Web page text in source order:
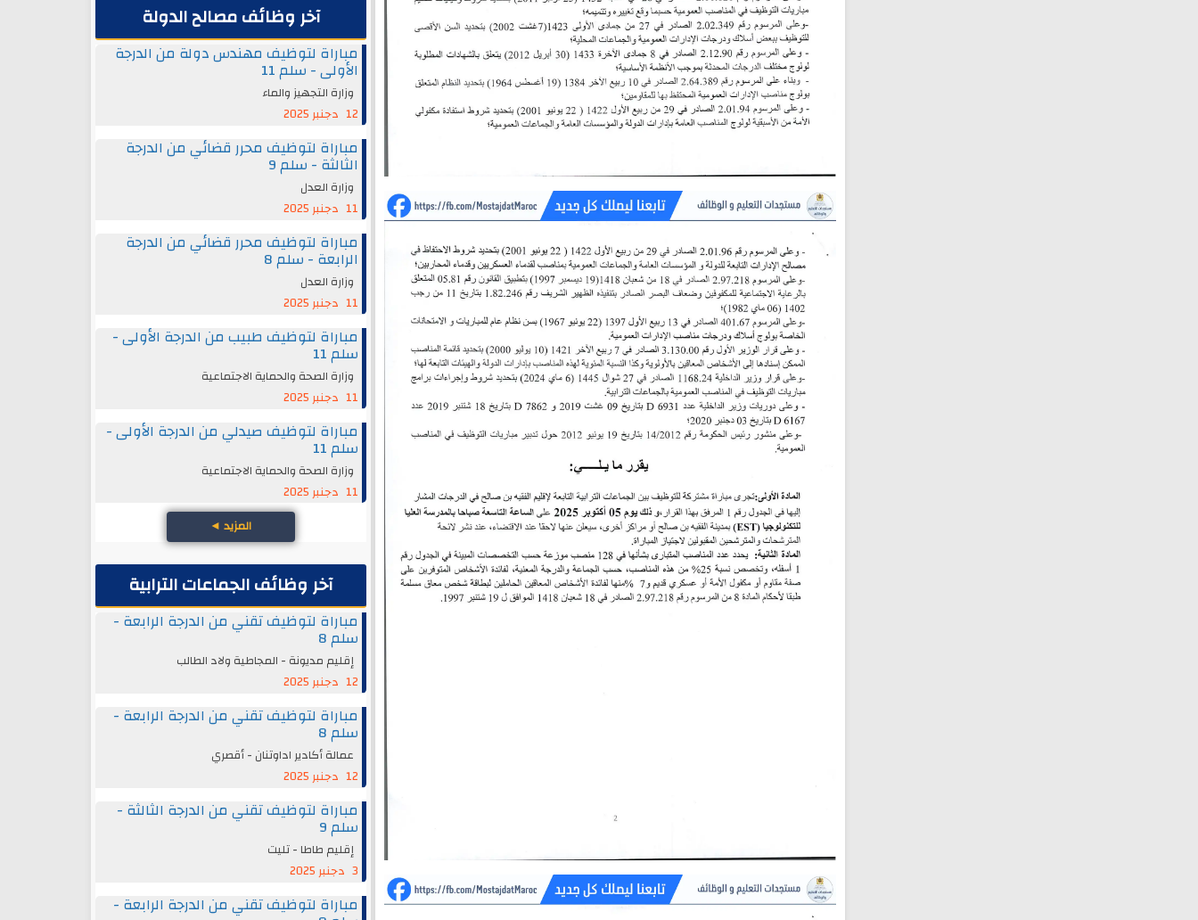
آخر وظائف مصالح الدولة
مباراة لتوظيف مهندس دولة من الدرجة
الأولى - سلم 11
وزارة التجهيز والماء
12 دجنبر 2025
مباراة لتوظيف محرر قضائي من الدرجة
الثالثة - سلم 9
وزارة العدل
11 دجنبر 2025
مباراة لتوظيف محرر قضائي من الدرجة
الرابعة - سلم 8
وزارة العدل
11 دجنبر 2025
مباراة لتوظيف طبيب من الدرجة الأولى -
سلم 11
وزارة الصحة والحماية الاجتماعية
11 دجنبر 2025
مباراة لتوظيف صيدلي من الدرجة الأولى -
سلم 11
وزارة الصحة والحماية الاجتماعية
11 دجنبر 2025
المزيد ◄
آخر وظائف الجماعات الترابية
مباراة لتوظيف تقني من الدرجة الرابعة -
سلم 8
إقليم مديونة - المجاطية ولاد الطالب
12 دجنبر 2025
مباراة لتوظيف تقني من الدرجة الرابعة -
سلم 8
عمالة أكادير اداوتنان - أقصري
12 دجنبر 2025
مباراة لتوظيف تقني من الدرجة الثالثة -
سلم 9
إقليم طاطا - تليت
3 دجنبر 2025
مباراة لتوظيف تقني من الدرجة الرابعة -